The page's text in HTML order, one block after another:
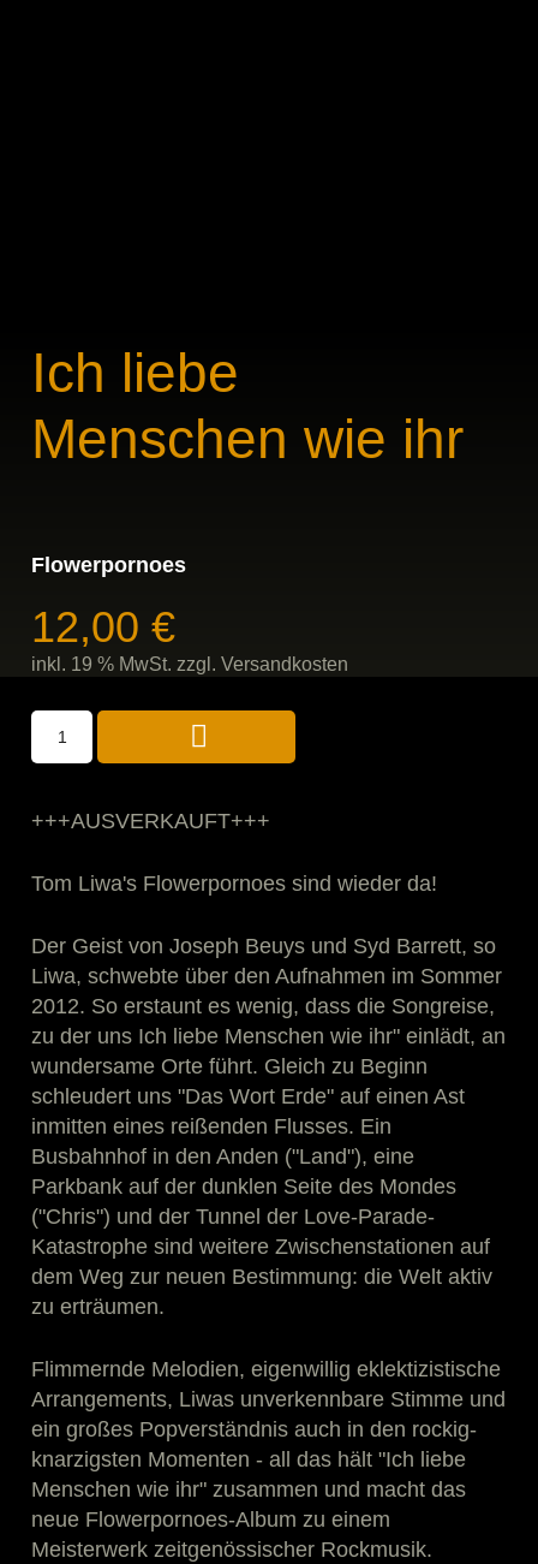
Ich liebe
Menschen wie ihr
Flowerpornoes
12,00€
inkl. 19 % MwSt. zzgl.Versandkosten
+++AUSVERKAUFT+++
Tom Liwa's Flowerpornoes sind wieder da!
Der Geist von Joseph Beuys und Syd Barrett, so
Liwa, schwebte über den Aufnahmen im Sommer
2012. So erstaunt es wenig, dass die Songreise,
zu der uns Ich liebe Menschen wie ihr" einlädt, an
wundersame Orte führt. Gleich zu Beginn
schleudert uns "Das Wort Erde" auf einen Ast
inmitten eines reißenden Flusses. Ein
Busbahnhof in den Anden ("Land"), eine
Parkbank auf der dunklen Seite des Mondes
("Chris") und der Tunnel der Love-Parade-
Katastrophe sind weitere Zwischenstationen auf
dem Weg zur neuen Bestimmung: die Welt aktiv
zu erträumen.
Flimmernde Melodien, eigenwillig eklektizistische
Arrangements, Liwas unverkennbare Stimme und
ein großes Popverständnis auch in den rockig-
knarzigsten Momenten - all das hält "Ich liebe
Menschen wie ihr" zusammen und macht das
neue Flowerpornoes-Album zu einem
Meisterwerk zeitgenössischer Rockmusik.